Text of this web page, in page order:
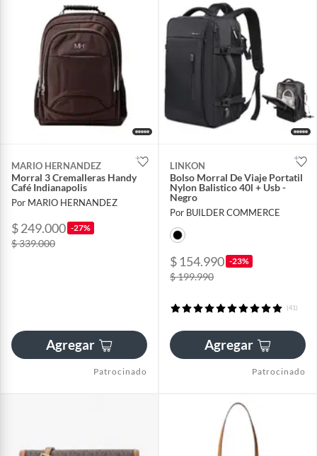
MARIO HERNANDEZ
Morral 3 Cremalleras Handy
Café Indianapolis
Por MARIO HERNANDEZ
$ 249.000 -27%
$ 339.000
Agregar
Patrocinado
LINKON
Bolso Morral De Viaje Portatil
Nylon Balistico 40l + Usb -
Negro
Por BUILDER COMMERCE
$ 154.990 -23%
$ 199.990
(41)
Agregar
Patrocinado